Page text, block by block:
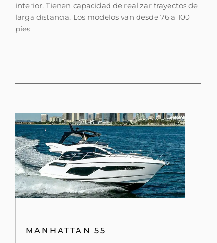
interior. Tienen capacidad de realizar trayectos de
larga distancia. Los modelos van desde 76 a 100
pies
MANHATTAN 55